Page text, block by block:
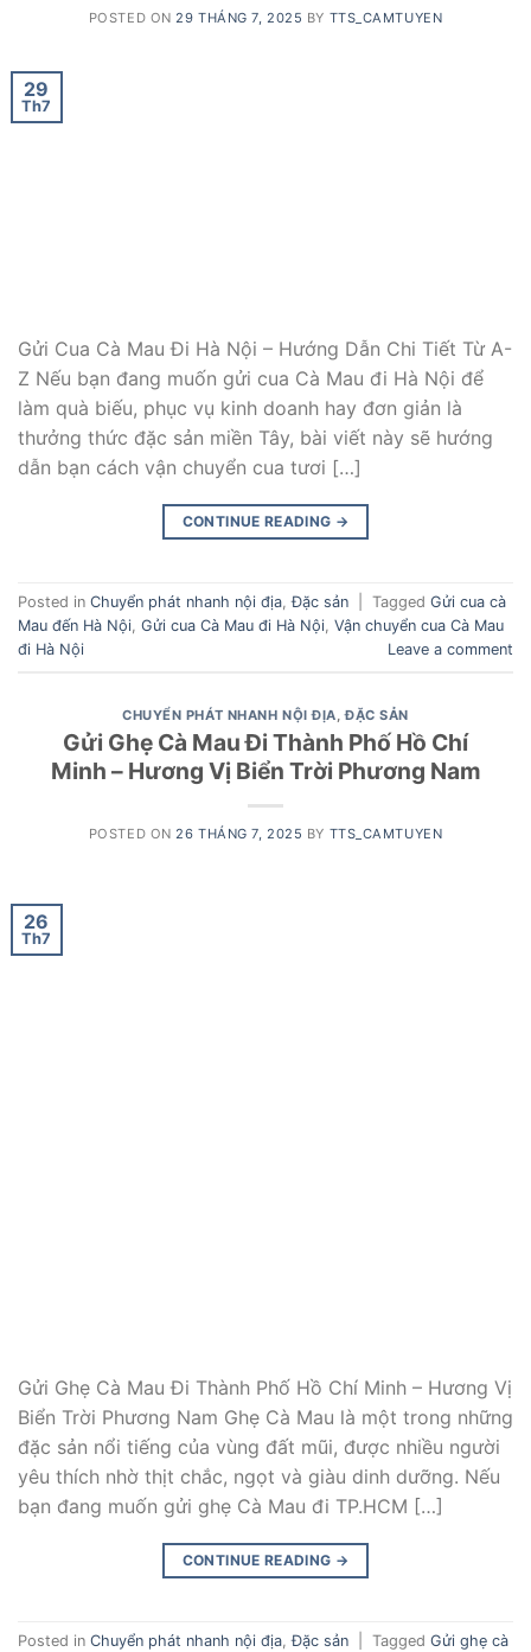
POSTED ON 29 THÁNG 7, 2025 BY TTS_CAMTUYEN
29
Th7
Gửi Cua Cà Mau Đi Hà Nội – Hướng Dẫn Chi Tiết Từ A-
Z Nếu bạn đang muốn gửi cua Cà Mau đi Hà Nội để
làm quà biếu, phục vụ kinh doanh hay đơn giản là
thưởng thức đặc sản miền Tây, bài viết này sẽ hướng
dẫn bạn cách vận chuyển cua tươi […]
CONTINUE READING →
Posted in Chuyển phát nhanh nội địa,Đặc sản Tagged Gửi cua cà
Mau đến Hà Nội, Gửi cua Cà Mau đi Hà Nội, Vận chuyển cua Cà Mau
đi Hà Nội
Leave a comment
CHUYỂN PHÁT NHANH NỘI ĐỊA,ĐẶC SẢN
Gửi Ghẹ Cà Mau Đi Thành Phố Hồ Chí
Minh – Hương Vị Biển Trời Phương Nam
POSTED ON26 THÁNG 7, 2025 BY TTS_CAMTUYEN
26
Th7
Gửi Ghẹ Cà Mau Đi Thành Phố Hồ Chí Minh – Hương Vị
Biển Trời Phương Nam Ghẹ Cà Mau là một trong những
đặc sản nổi tiếng của vùng đất mũi, được nhiều người
yêu thích nhờ thịt chắc, ngọt và giàu dinh dưỡng. Nếu
bạn đang muốn gửi ghẹ Cà Mau đi TP.HCM […]
CONTINUE READING →
Posted in Chuyển phát nhanh nội địa,Đặc sản Tagged Gửi ghẹ cà